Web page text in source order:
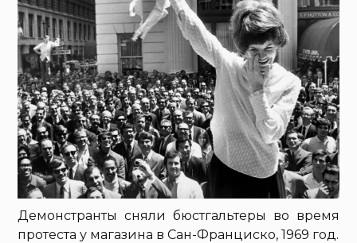
Демонстранты сняли бюстгальтеры во время
протеста у магазина в Сан-Франциско, 1969 год.